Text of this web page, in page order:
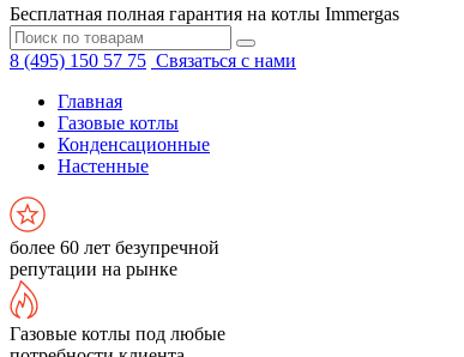
Бесплатная полная гарантия на котлы Immergas
8 (495) 150 57 75 Связаться с нами
Главная
Газовые котлы
Конденсационные
Настенные
более 60 лет безупречной
репутации на рынке
Газовые котлы под любые